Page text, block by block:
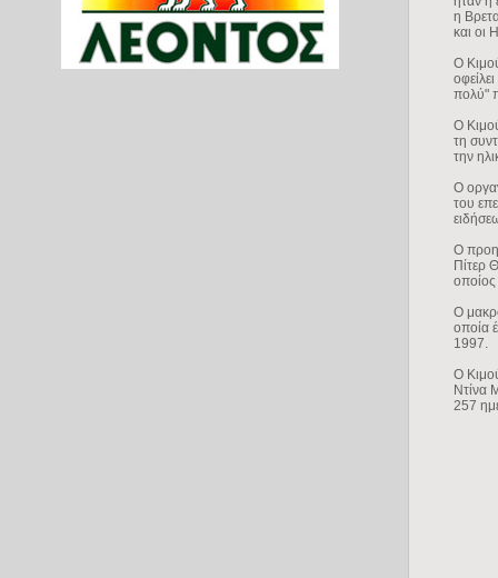
η
και οι
Ο
πολύ"
Ο
τη
την
Ο
του
Ο
Πίτερ
οποίος
Ο
οποία
1997.
Ο
Ντίνα
257